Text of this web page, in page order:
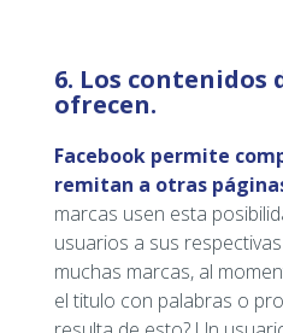
6. Los contenidos
ofrecen.
Facebook permite
remitan a otras
marcas usen esta
usuarios a sus
muchas marcas, al
el titulo con palabras o